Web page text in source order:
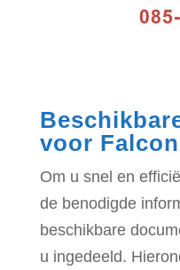
voor Falcon
Om u snel en
de benodigde
beschikbare
u ingedeeld.